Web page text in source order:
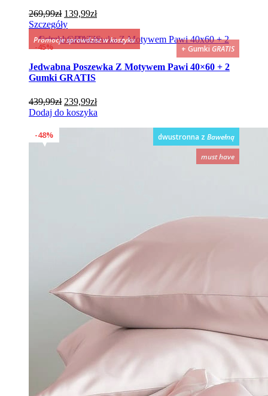
269,99zł Pierwotna
cena
wynosiła:
269,99zł.
139,99złAktualna
wynosi:
139,99zł.
Szczegóły
45%
Promocje sprawdzisz w koszyku
+ Gumki GRATIS
Jedwabna Poszewka Z Motywem Pawi 40×60 + 2
Gumki GRATIS
439,99zł Pierwotna
cena
239,99złAktualna
cena
Dodaj do koszyka
48% dwustronna z Bawełną
must have